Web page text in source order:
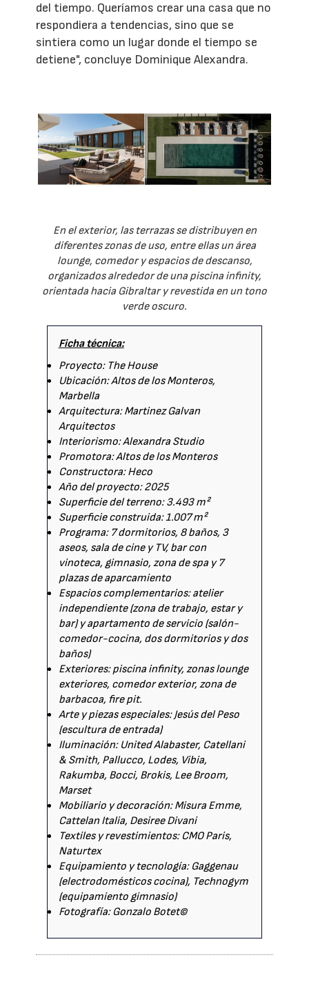
del tiempo. Queríamos crear una casa que no
respondiera a tendencias, sino que se
sintiera como un lugar donde el tiempo se
detiene", concluye Dominique Alexandra.
En el exterior, las terrazas se distribuyen en
diferentes zonas de uso, entre ellas un área
lounge, comedor y espacios de descanso,
organizados alrededor de una piscina infinity,
orientada hacia Gibraltar y revestida en un tono
verde oscuro.
Ficha técnica:
Proyecto: The House
Ubicación: Altos de los Monteros,
Marbella
Arquitectura: Martinez Galvan
Arquitectos
Interiorismo: Alexandra Studio
Promotora: Altos de los Monteros
Constructora: Heco
Año del proyecto: 2025
Superficie del terreno: 3.493 m²
Superficie construida: 1.007 m²
Programa: 7 dormitorios, 8 baños, 3
aseos, sala de cine y TV, bar con
vinoteca, gimnasio, zona de spa y 7
plazas de aparcamiento
Espacios complementarios: atelier
independiente (zona de trabajo, estar y
bar) y apartamento de servicio (salón-
comedor-cocina, dos dormitorios y dos
baños)
Exteriores: piscina infinity, zonas lounge
exteriores, comedor exterior, zona de
barbacoa, fire pit.
Arte y piezas especiales: Jesús del Peso
(escultura de entrada)
Iluminación: United Alabaster, Catellani
& Smith, Pallucco, Lodes, Vibia,
Rakumba, Bocci, Brokis, Lee Broom,
Marset
Mobiliario y decoración: Misura Emme,
Cattelan Italia, Desiree Divani
Textiles y revestimientos: CMO Paris,
Naturtex
Equipamiento y tecnología: Gaggenau
(electrodomésticos cocina), Technogym
(equipamiento gimnasio)
Fotografía: Gonzalo Botet©